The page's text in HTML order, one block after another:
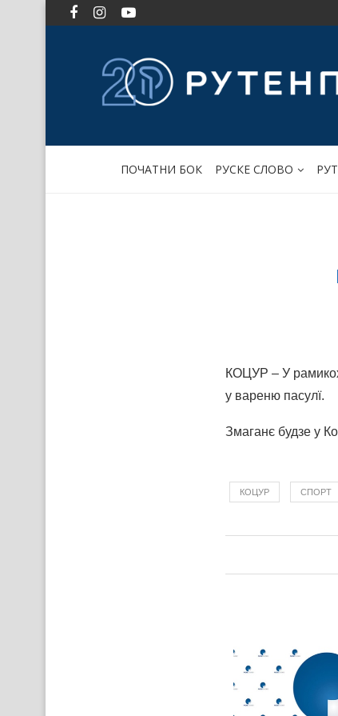
ПОЧАТНИ БОК РУСКЕ СЛОВО
КОЦУР – У
у вареню пасулї.
Змаганє будзе у
КОЦУР СПОРТ